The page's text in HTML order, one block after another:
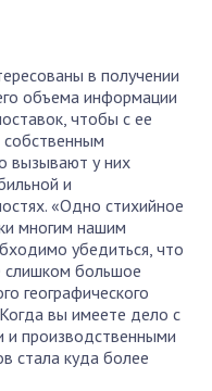
в получении
объема информации
чтобы с ее
вызывают у них
и
«Одно стихийное
многим нашим
убедиться, что
слишком большое
географического
вы имеете дело с
и производственными
стала куда более